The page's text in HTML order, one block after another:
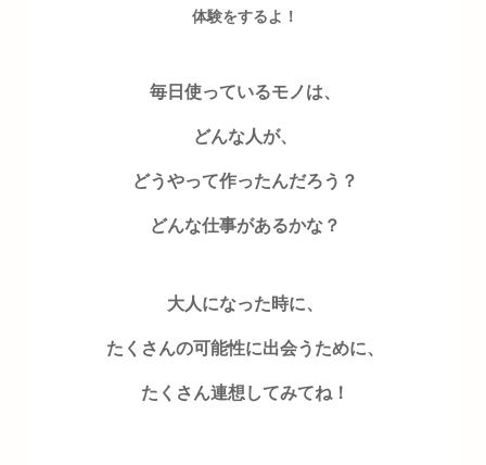
体験をするよ！
毎日使っているモノは、
どんな人が、
どうやって作ったんだろう？
どんな仕事があるかな？
大人になった時に、
たくさんの可能性に出会うために、
たくさん連想してみてね！